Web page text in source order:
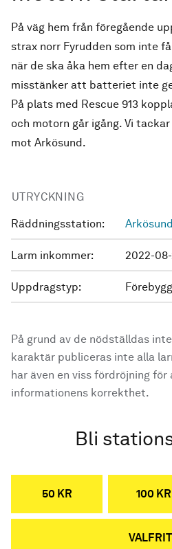
På väg hem från föregående
strax norr Fyrudden som inte
när de ska åka hem efter en
misstänker att batteriet inte
På plats med Rescue 913
och motorn går igång. Vi
mot Arkösund.
UTRYCKNING
Räddningsstation: Arkösund
Larm inkommer: 2022-08-
Uppdragstyp:
På grund av de nödställdas
karaktär publiceras inte alla
har även en viss fördröjning
informationens korrekthet.
Bli
50 KR 100 KR